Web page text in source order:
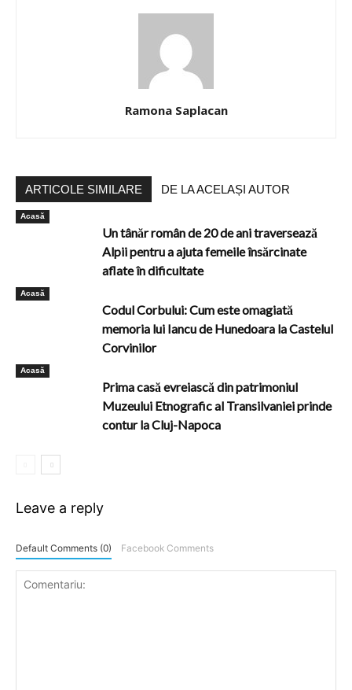
Ramona Saplacan
ARTICOLE SIMILARE DE LA ACELAȘI AUTOR
Acasă
Un tânăr român de 20 de ani traversează
Alpii pentru a ajuta femeile însărcinate
aflate în dificultate
Acasă
Codul Corbului: Cum este omagiată
memoria lui Iancu de Hunedoara la Castelul
Corvinilor
Acasă
Prima casă evreiască din patrimoniul
Muzeului Etnografic al Transilvaniei prinde
contur la Cluj-Napoca
Leave a reply
Default Comments (0) Facebook Comments